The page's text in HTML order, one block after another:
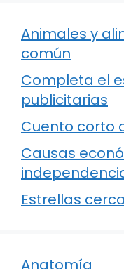
Animales y
común
Completa el
publicitarias
Cuento corto
Causas
Estrellas
Anatomía